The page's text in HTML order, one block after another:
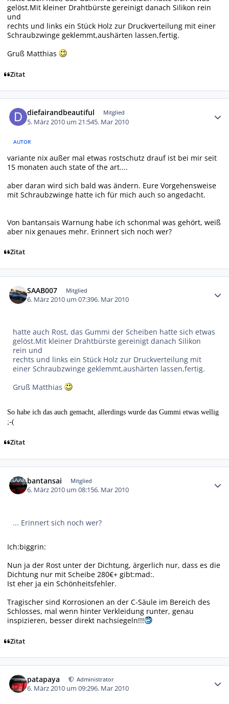
gelöst.Mit kleiner Drahtbürste gereinigt danach Silikon rein
und
rechts und links ein Stück Holz zur Druckverteilung mit einer
Schraubzwinge geklemmt,aushärten lassen,fertig.
Gruß Matthias
Zitat
diefairandbeautiful Mitglied
5. März 2010 um 21:545. Mar 2010
AUTOR
variante nix außer mal etwas rostschutz drauf ist bei mir seit
15 monaten auch state of the art....
aber daran wird sich bald was ändern. Eure Vorgehensweise
mit Schraubzwinge hatte ich für mich auch so angedacht.
Von bantansais Warnung habe ich schonmal was gehört, weiß
aber nix genaues mehr. Erinnert sich noch wer?
Zitat
SAAB007 Mitglied
6. März 2010 um 07:396. Mar 2010
hatte auch Rost, das Gummi der Scheiben hatte sich etwas
gelöst.Mit kleiner Drahtbürste gereinigt danach Silikon
rein und
rechts und links ein Stück Holz zur Druckverteilung mit
einer Schraubzwinge geklemmt,aushärten lassen,fertig.
Gruß Matthias
So habe ich das auch gemacht, allerdings wurde das Gummi etwas wellig
;-(
Zitat
bantansai Mitglied
6. März 2010 um 08:156. Mar 2010
... Erinnert sich noch wer?
Ich:biggrin:
Nun ja der Rost unter der Dichtung, ärgerlich nur, dass es die
Dichtung nur mit Scheibe 280€+ gibt:mad:.
Ist eher ja ein Schönheitsfehler.
Tragischer sind Korrosionen an der C-Säule im Bereich des
Schlosses, mal wenn hinter Verkleidung runter, genau
inspizieren, besser direkt nachsiegeln!!!
Zitat
patapaya Administrator
6. März 2010 um 09:296. Mar 2010